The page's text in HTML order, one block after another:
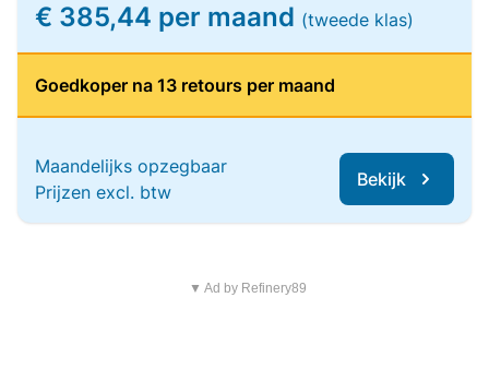
€ 385,44 per maand (tweede klas)
Goedkoper na 13 retours per maand
Maandelijks opzegbaar
Prijzen excl. btw
Bekijk
▼ Ad by Refinery89